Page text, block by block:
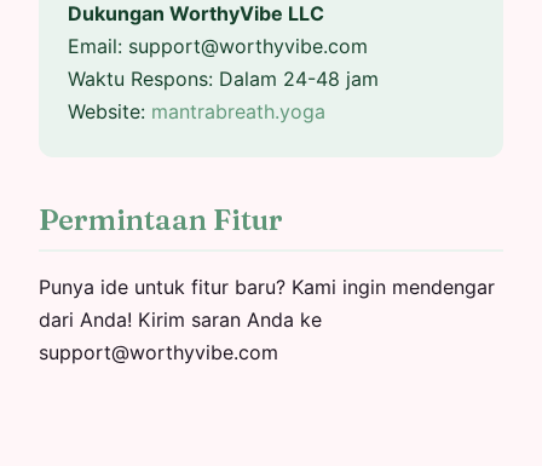
Dukungan WorthyVibe LLC
Email: support@worthyvibe.com
Waktu Respons: Dalam 24-48 jam
Website: mantrabreath.yoga
Permintaan Fitur
Punya ide untuk fitur baru? Kami ingin mendengar
dari Anda! Kirim saran Anda ke
support@worthyvibe.com